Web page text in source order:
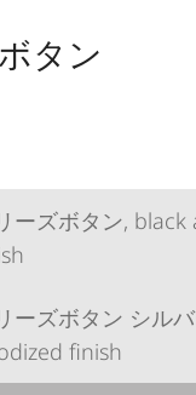
タン
ーズボタン, black
ーズボタン シル
finish